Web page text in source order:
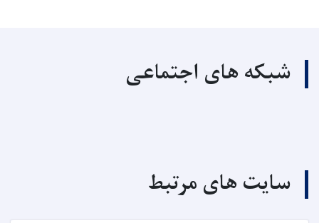
شبکه های اجتماعی
سایت های مرتبط